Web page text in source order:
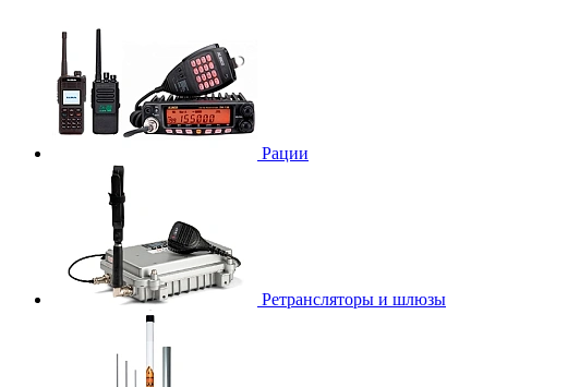
Рации
Ретрансляторы и шлюзы